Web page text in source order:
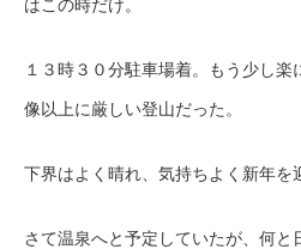
はこの時だけ。
１３時３０分駐車場着。もう少し
像以上に厳しい登山だった。
下界はよく晴れ、気持ちよく新年を
さて温泉へと予定していたが、何と